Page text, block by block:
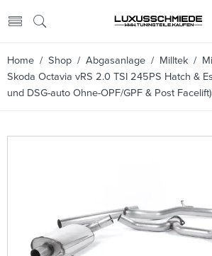
Home / Shop / Abgasanlage / Milltek /
Skoda Octavia vRS 2.0 TSI 245PS Hatch &
und DSG-auto Ohne-OPF/GPF & Post Facelift)